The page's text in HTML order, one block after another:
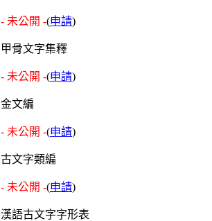
- 未公開 -(申請)
甲骨文字集釋
- 未公開 -(申請)
金文編
- 未公開 -(申請)
古文字類編
- 未公開 -(申請)
漢語古文字字形表